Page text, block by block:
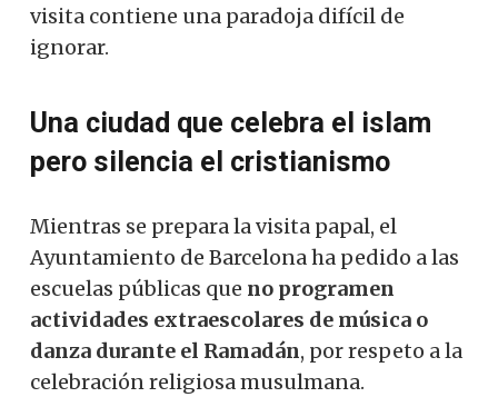
visita contiene una paradoja difícil de
ignorar.
Una ciudad que celebra el islam
pero silencia el cristianismo
Mientras se prepara la visita papal, el
Ayuntamiento de Barcelona ha pedido a las
escuelas públicas que no programen
actividades extraescolares de música o
danza durante el Ramadán, por respeto a la
celebración religiosa musulmana.